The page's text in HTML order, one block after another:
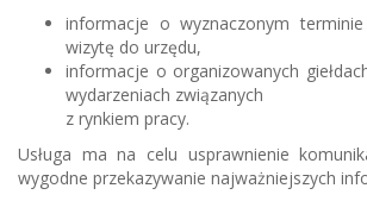
informacje o wyznaczonym
wizytę do urzędu,
informacje o organizowanych
wydarzeniach związanych
z rynkiem pracy.
Usługa ma na celu usprawnienie
wygodne przekazywanie najważniejszych